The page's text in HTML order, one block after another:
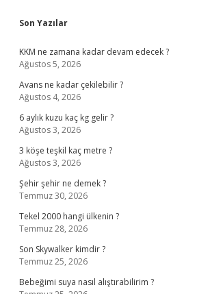
Sidebar
Son Yazılar
KKM ne zamana kadar devam edecek ?
Ağustos 5, 2026
Avans ne kadar çekilebilir ?
Ağustos 4, 2026
6 aylık kuzu kaç kg gelir ?
Ağustos 3, 2026
3 köşe teşkil kaç metre ?
Ağustos 3, 2026
Şehir şehir ne demek ?
Temmuz 30, 2026
Tekel 2000 hangi ülkenin ?
Temmuz 28, 2026
Son Skywalker kimdir ?
Temmuz 25, 2026
Bebeğimi suya nasıl alıştırabilirim ?